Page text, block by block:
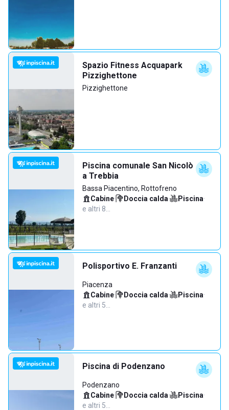
Spazio Fitness Acquapark
Pizzighettone
Pizzighettone
Piscina comunale San Nicolò
a Trebbia
Bassa Piacentino, Rottofreno
Cabine· Doccia calda· Piscina·
e altri 8…
Polisportivo E. Franzanti
Piacenza
Cabine· Doccia calda· Piscina·
e altri 5…
Piscina di Podenzano
Podenzano
Cabine· Doccia calda· Piscina·
e altri 5…